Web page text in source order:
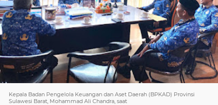
Kepala Badan Pengelola Keuangan dan Aset Daerah (BPKAD) Provinsi
Sulawesi Barat, Mohammad Ali Chandra, saat